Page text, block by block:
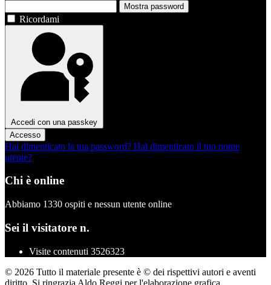
Mostra password
Ricordami
Accedi con una passkey
Accesso
Hai dimenticato la tua password? Hai dimenticato il tuo nome
utente?
Chi è online
Abbiamo 1330 ospiti e nessun utente online
Sei il visitatore n.
Visite contenuti 3526323
© 2026 Tutto il materiale presente è © dei rispettivi autori e aventi
diritto. Si ringrazia Aldo Reggi per l'elaborazione grafica.